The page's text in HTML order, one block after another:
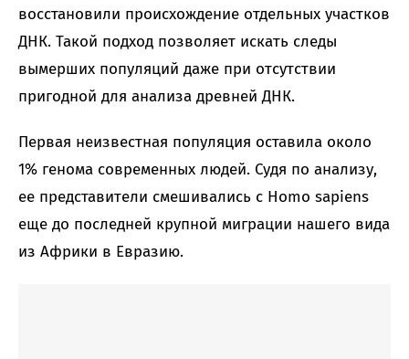
восстановили происхождение отдельных участков
ДНК. Такой подход позволяет искать следы
вымерших популяций даже при отсутствии
пригодной для анализа древней ДНК.
Первая неизвестная популяция оставила около
1% генома современных людей. Судя по анализу,
ее представители смешивались с Homo sapiens
еще до последней крупной миграции нашего вида
из Африки в Евразию.